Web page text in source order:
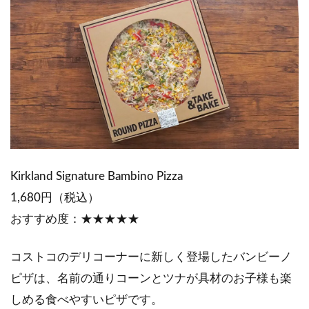
Kirkland Signature Bambino Pizza
1,680円（税込）
おすすめ度：★★★★★
コストコのデリコーナーに新しく登場したバンビーノ
ピザは、名前の通りコーンとツナが具材のお子様も楽
しめる食べやすいピザです。